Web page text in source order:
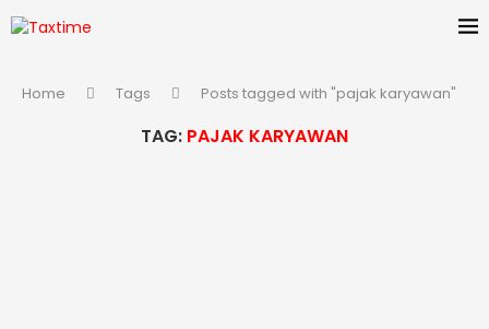
Home Tags Posts tagged with "pajak karyawan"
TAG: PAJAK KARYAWAN